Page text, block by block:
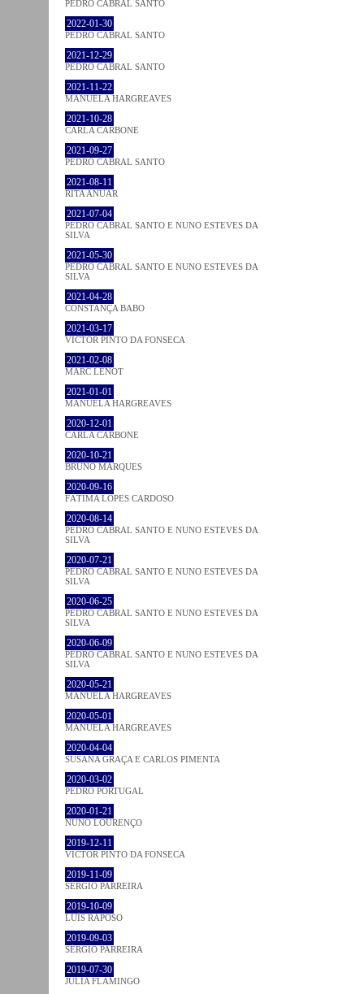
PEDRO CABRAL SANTO
2022-01-30
PEDRO CABRAL SANTO
2021-12-29
PEDRO CABRAL SANTO
2021-11-22
MANUELA HARGREAVES
2021-10-28
CARLA CARBONE
2021-09-27
PEDRO CABRAL SANTO
2021-08-11
RITA ANUAR
2021-07-04
PEDRO CABRAL SANTO E NUNO ESTEVES DA
SILVA
2021-05-30
PEDRO CABRAL SANTO E NUNO ESTEVES DA
SILVA
2021-04-28
CONSTANÇA BABO
2021-03-17
VICTOR PINTO DA FONSECA
2021-02-08
MARC LENOT
2021-01-01
MANUELA HARGREAVES
2020-12-01
CARLA CARBONE
2020-10-21
BRUNO MARQUES
2020-09-16
FÁTIMA LOPES CARDOSO
2020-08-14
PEDRO CABRAL SANTO E NUNO ESTEVES DA
SILVA
2020-07-21
PEDRO CABRAL SANTO E NUNO ESTEVES DA
SILVA
2020-06-25
PEDRO CABRAL SANTO E NUNO ESTEVES DA
SILVA
2020-06-09
PEDRO CABRAL SANTO E NUNO ESTEVES DA
SILVA
2020-05-21
MANUELA HARGREAVES
2020-05-01
MANUELA HARGREAVES
2020-04-04
SUSANA GRAÇA E CARLOS PIMENTA
2020-03-02
PEDRO PORTUGAL
2020-01-21
NUNO LOURENÇO
2019-12-11
VICTOR PINTO DA FONSECA
2019-11-09
SÉRGIO PARREIRA
2019-10-09
LUÍS RAPOSO
2019-09-03
SÉRGIO PARREIRA
2019-07-30
JULIA FLAMINGO